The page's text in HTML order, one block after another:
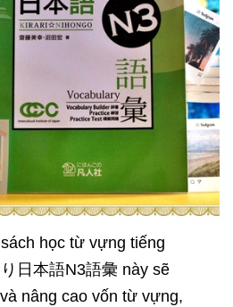
học từ vựng tiếng
日本語N3語彙 này sẽ
nâng cao vốn từ vựng,